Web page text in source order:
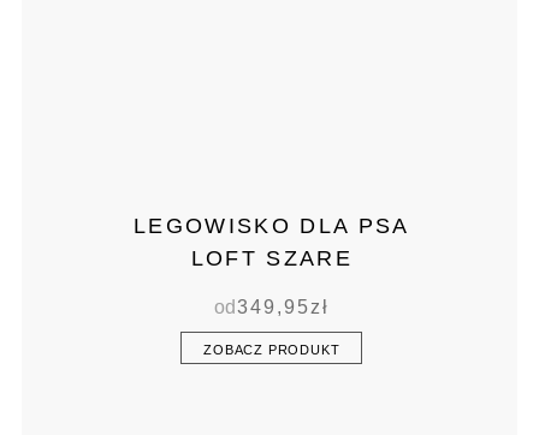
LEGOWISKO DLA PSA
LOFT SZARE
od349,95zł
ZOBACZ PRODUKT